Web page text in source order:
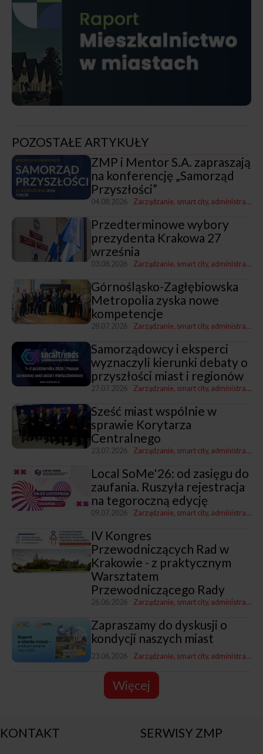
POZOSTAŁE ARTYKUŁY
ZMP i Mentor S.A. zapraszają
na konferencję „Samorząd
Przyszłości”
04.08.2026 Zarządzanie, smart city, administracja
Przedterminowe wybory
prezydenta Krakowa 27
września
03.08.2026 Zarządzanie, smart city, administracja
Górnośląsko-Zagłębiowska
Metropolia zyska nowe
kompetencje
28.07.2026 Zarządzanie, smart city, administracja
Samorządowcy i eksperci
wyznaczyli kierunki debaty o
przyszłości miast i regionów
27.07.2026 Zarządzanie, smart city, administracja
Sześć miast wspólnie w
sprawie Korytarza
Centralnego
23.07.2026 Zarządzanie, smart city, administracja
Local SoMe'26: od zasięgu do
zaufania. Ruszyła rejestracja
na tegoroczną edycję
09.07.2026 Zarządzanie, smart city, administracja
IV Kongres
Przewodniczących Rad w
Krakowie - z praktycznym
Warsztatem
Przewodniczącego Rady
26.06.2026 Zarządzanie, smart city, administracja
Zapraszamy do dyskusji o
kondycji naszych miast
23.06.2026 Zarządzanie, smart city, administracja
Więcej
KONTAKT SERWISY ZMP